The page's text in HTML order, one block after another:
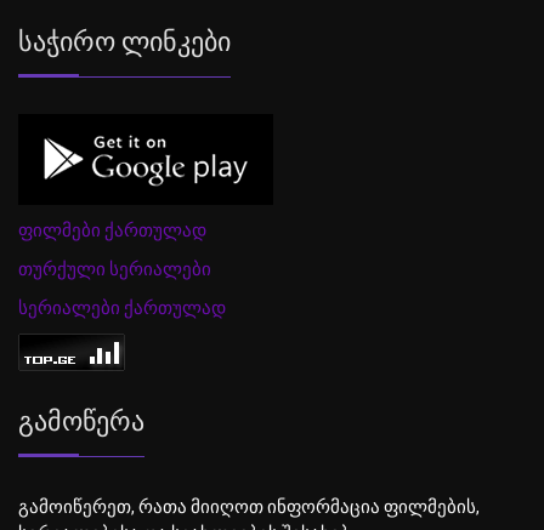
Საჭირო Ლინკები
ფილმები ქართულად
თურქული სერიალები
სერიალები ქართულად
Გამოწერა
გამოიწერეთ, რათა მიიღოთ ინფორმაცია ფილმების,